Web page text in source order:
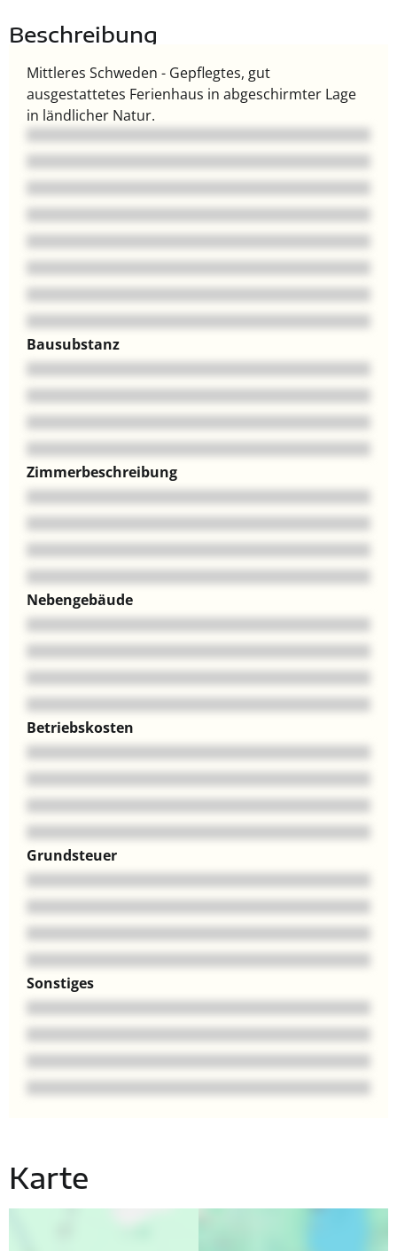
Beschreibung
Mittleres Schweden - Gepflegtes, gut
ausgestattetes Ferienhaus in abgeschirmter Lage
in ländlicher Natur.
Bausubstanz
Zimmerbeschreibung
Nebengebäude
Betriebskosten
Grundsteuer
Sonstiges
Karte